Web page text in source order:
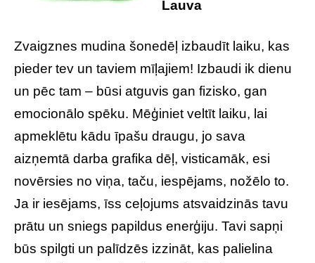
Lauva
Zvaigznes mudina šonedēļ izbaudīt laiku, kas
pieder tev un taviem mīļajiem! Izbaudi ik dienu
un pēc tam – būsi atguvis gan fizisko, gan
emocionālo spēku. Mēģiniet veltīt laiku, lai
apmeklētu kādu īpašu draugu, jo sava
aizņemtā darba grafika dēļ, visticamāk, esi
novērsies no viņa, taču, iespējams, nožēlo to.
Ja ir iesējams, īss ceļojums atsvaidzinās tavu
prātu un sniegs papildus enerģiju. Tavi sapņi
būs spilgti un palīdzēs izzināt, kas palielina